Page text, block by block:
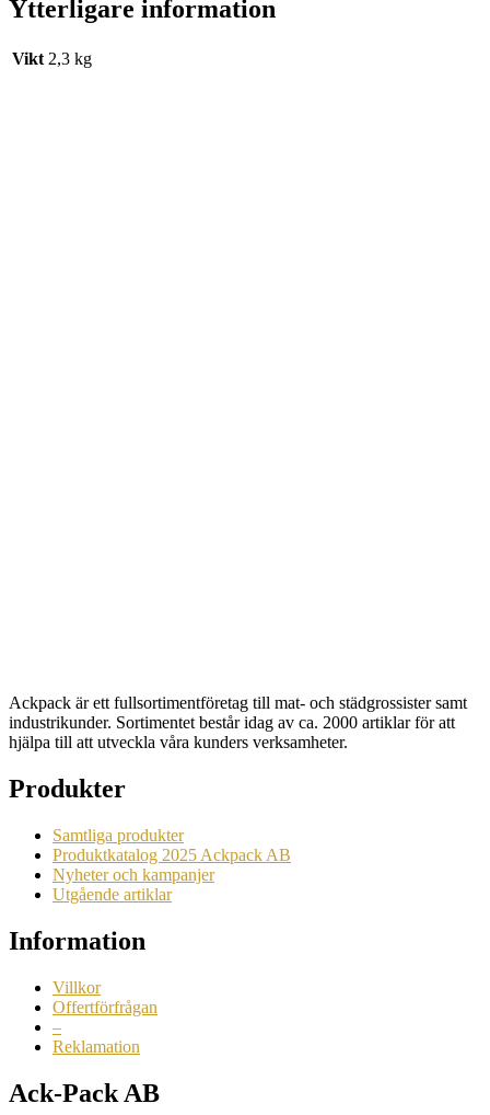
Ytterligare information
Vikt 2,3 kg
Ackpack är ett fullsortimentföretag till mat- och städgrossister samt
industrikunder. Sortimentet består idag av ca. 2000 artiklar för att
hjälpa till att utveckla våra kunders verksamheter.
Produkter
Samtliga produkter
Produktkatalog 2025 Ackpack AB
Nyheter och kampanjer
Utgående artiklar
Information
Villkor
Offertförfrågan
–
Reklamation
Ack-Pack AB